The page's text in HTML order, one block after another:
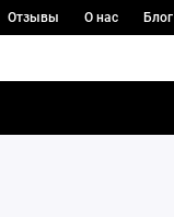
Отзывы О нас Блог